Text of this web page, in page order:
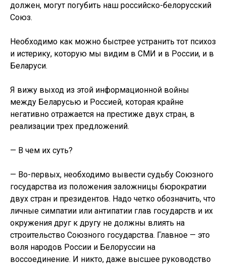
должен, могут погубить наш российско-белорусский
Союз.
Необходимо как можно быстрее устранить тот психоз
и истерику, которую мы видим в СМИ и в России, и в
Беларуси.
Я вижу выход из этой информационной войны
между Беларусью и Россией, которая крайне
негативно отражается на престиже двух стран, в
реализации трех предложений.
— В чем их суть?
— Во-первых, необходимо вывести судьбу Союзного
государства из положения заложницы бюрократии
двух стран и президентов. Надо четко обозначить, что
личные симпатии или антипатии глав государств и их
окружения друг к другу не должны влиять на
строительство Союзного государства. Главное — это
воля народов России и Белоруссии на
воссоединение. И никто, даже высшее руководство